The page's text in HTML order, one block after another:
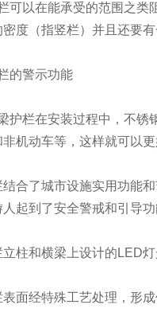
可以在能承受的范围之类
度（指竖栏）并且还要有
的警示功能
护栏在安装过程中，不锈
非机动车等，这样就可以
合了城市设施实用功能
起到了安全警戒和引导功
柱和横梁上设计的LED
面经特殊工艺处理，形